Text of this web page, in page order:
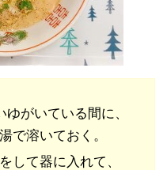
がいている間に、
で溶いておく。
して器に入れて、